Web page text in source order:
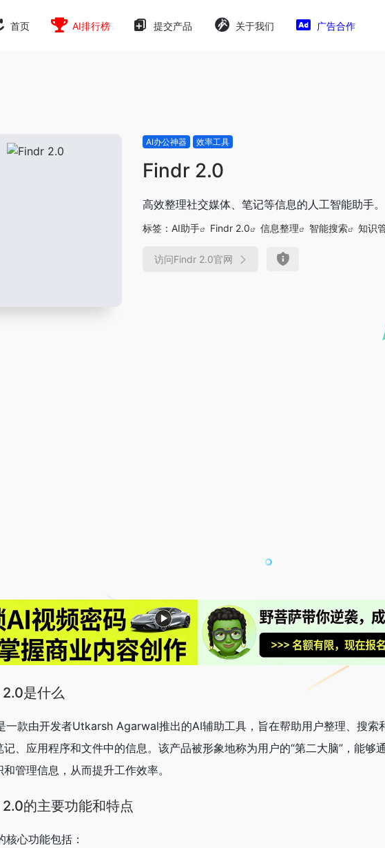
首页 AI排行榜 提交产品 关于我们 广告合作
AI办公神器 效率工具
Findr 2.0
高效整理社交媒体、笔记等信息的人工智能助手。
标签： AI助手 Findr 2.0 信息整理 智能搜索 知识
访问Findr 2.0官网
是什么
一款由开发者Utkarsh Agarwal推出的AI辅助工具，旨在帮助用户整理、搜索
记、应用程序和文件中的信息。该产品被形象地称为用户的“第二大脑”，能够
管理信息，从而提升工作效率。
的主要功能和特点
心功能包括：